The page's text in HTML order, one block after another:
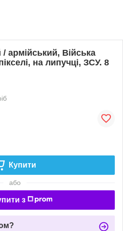
армійський, Війська
на липучці, ЗСУ. 8
Купити
або
з